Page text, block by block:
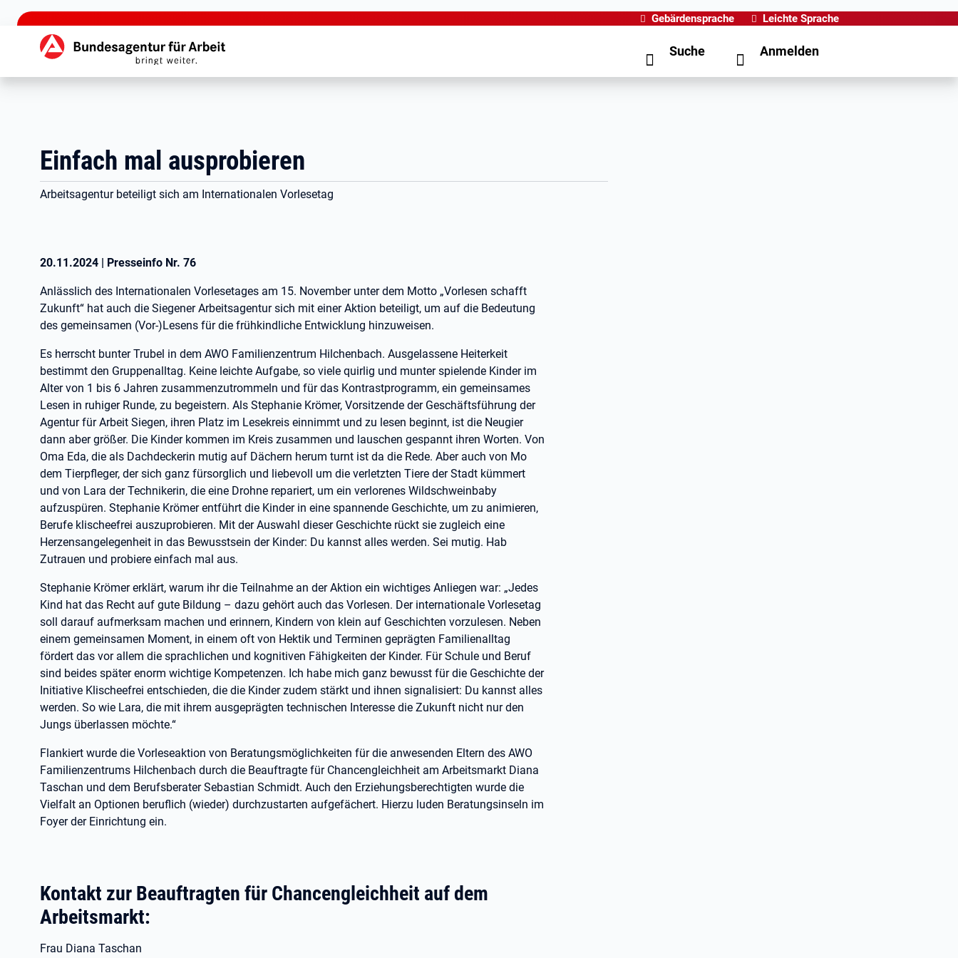
zu den Hauptinhalten springen
Gebärdensprache Leichte Sprache
Hauptnavigation Suche Anmelden
Einfach mal ausprobieren
Arbeitsagentur beteiligt sich am Internationalen Vorlesetag
20.11.2024 | Presseinfo Nr. 76
Anlässlich des Internationalen Vorlesetages am 15. November unter dem Motto „Vorlesen schafft
Zukunft“ hat auch die Siegener Arbeitsagentur sich mit einer Aktion beteiligt, um auf die Bedeutung
des gemeinsamen (Vor-)Lesens für die frühkindliche Entwicklung hinzuweisen.
Es herrscht bunter Trubel in dem AWO Familienzentrum Hilchenbach. Ausgelassene Heiterkeit
bestimmt den Gruppenalltag. Keine leichte Aufgabe, so viele quirlig und munter spielende Kinder im
Alter von 1 bis 6 Jahren zusammenzutrommeln und für das Kontrastprogramm, ein gemeinsames
Lesen in ruhiger Runde, zu begeistern. Als Stephanie Krömer, Vorsitzende der Geschäftsführung der
Agentur für Arbeit Siegen, ihren Platz im Lesekreis einnimmt und zu lesen beginnt, ist die Neugier
dann aber größer. Die Kinder kommen im Kreis zusammen und lauschen gespannt ihren Worten. Von
Oma Eda, die als Dachdeckerin mutig auf Dächern herum turnt ist da die Rede. Aber auch von Mo
dem Tierpfleger, der sich ganz fürsorglich und liebevoll um die verletzten Tiere der Stadt kümmert
und von Lara der Technikerin, die eine Drohne repariert, um ein verlorenes Wildschweinbaby
aufzuspüren. Stephanie Krömer entführt die Kinder in eine spannende Geschichte, um zu animieren,
Berufe klischeefrei auszuprobieren. Mit der Auswahl dieser Geschichte rückt sie zugleich eine
Herzensangelegenheit in das Bewusstsein der Kinder: Du kannst alles werden. Sei mutig. Hab
Zutrauen und probiere einfach mal aus.
Stephanie Krömer erklärt, warum ihr die Teilnahme an der Aktion ein wichtiges Anliegen war: „Jedes
Kind hat das Recht auf gute Bildung – dazu gehört auch das Vorlesen. Der internationale Vorlesetag
soll darauf aufmerksam machen und erinnern, Kindern von klein auf Geschichten vorzulesen. Neben
einem gemeinsamen Moment, in einem oft von Hektik und Terminen geprägten Familienalltag
fördert das vor allem die sprachlichen und kognitiven Fähigkeiten der Kinder. Für Schule und Beruf
sind beides später enorm wichtige Kompetenzen. Ich habe mich ganz bewusst für die Geschichte der
Initiative Klischeefrei entschieden, die die Kinder zudem stärkt und ihnen signalisiert: Du kannst alles
werden. So wie Lara, die mit ihrem ausgeprägten technischen Interesse die Zukunft nicht nur den
Jungs überlassen möchte.“
Flankiert wurde die Vorleseaktion von Beratungsmöglichkeiten für die anwesenden Eltern des AWO
Familienzentrums Hilchenbach durch die Beauftragte für Chancengleichheit am Arbeitsmarkt Diana
Taschan und dem Berufsberater Sebastian Schmidt. Auch den Erziehungsberechtigten wurde die
Vielfalt an Optionen beruflich (wieder) durchzustarten aufgefächert. Hierzu luden Beratungsinseln im
Foyer der Einrichtung ein.
Kontakt zur Beauftragten für Chancengleichheit auf dem
Arbeitsmarkt:
Frau Diana Taschan